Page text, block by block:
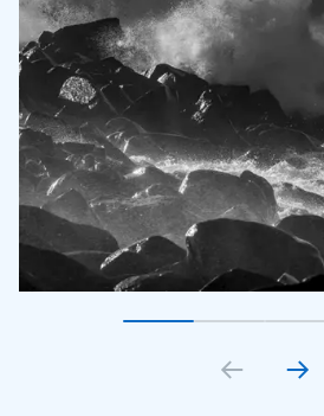
Gå till bildkort1
Gå till Gå